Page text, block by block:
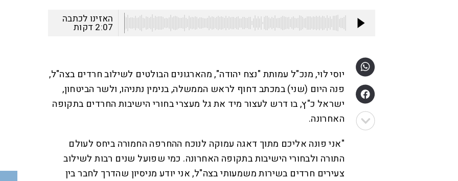
האזינו לכתבה
2:07 דקות
יוסי לוי, מנכ"ל עמותת "נצח יהודה", מהארגונים הבולטים לשילוב חרדים בצה"ל,
פנה היום (שני) במכתב דחוף לראש הממשלה, בנימין נתניהו, ולשר הביטחון,
ישראל כ"ץ, בו דרש לעצור מיד את גל מעצרי בחורי הישיבות החרדים בתקופה
האחרונה.
"אני פונה אליכם מתוך דאגה עמוקה לנוכח ההחרפה החמורה ביחס לעולם
התורה ולבחורי הישיבות בתקופה האחרונה. כמי שפועל שנים רבות לשילוב
צעירים חרדים בשירות משמעותי בצה"ל, אני יודע מניסיון שהדרך לחבר בין